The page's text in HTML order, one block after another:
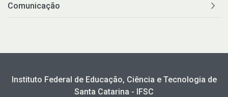
Comunicação
Instituto Federal de Educação, Ciência e Tecnologia de
Santa Catarina - IFSC